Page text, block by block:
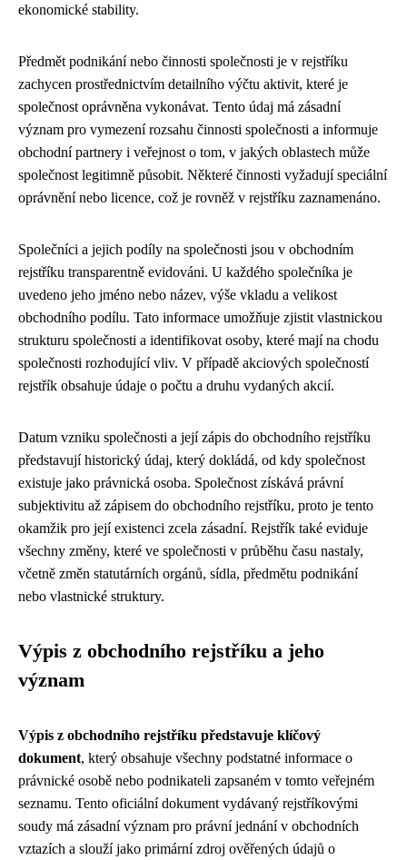
ekonomické stability.
Předmět podnikání nebo činnosti společnosti je v rejstříku
zachycen prostřednictvím detailního výčtu aktivit, které je
společnost oprávněna vykonávat. Tento údaj má zásadní
význam pro vymezení rozsahu činnosti společnosti a informuje
obchodní partnery i veřejnost o tom, v jakých oblastech může
společnost legitimně působit. Některé činnosti vyžadují speciální
oprávnění nebo licence, což je rovněž v rejstříku zaznamenáno.
Společníci a jejich podíly na společnosti jsou v obchodním
rejstříku transparentně evidováni. U každého společníka je
uvedeno jeho jméno nebo název, výše vkladu a velikost
obchodního podílu. Tato informace umožňuje zjistit vlastnickou
strukturu společnosti a identifikovat osoby, které mají na chodu
společnosti rozhodující vliv. V případě akciových společností
rejstřík obsahuje údaje o počtu a druhu vydaných akcií.
Datum vzniku společnosti a její zápis do obchodního rejstříku
představují historický údaj, který dokládá, od kdy společnost
existuje jako právnická osoba. Společnost získává právní
subjektivitu až zápisem do obchodního rejstříku, proto je tento
okamžik pro její existenci zcela zásadní. Rejstřík také eviduje
všechny změny, které ve společnosti v průběhu času nastaly,
včetně změn statutárních orgánů, sídla, předmětu podnikání
nebo vlastnické struktury.
Výpis z obchodního rejstříku a jeho
význam
Výpis z obchodního rejstříku představuje klíčový
dokument, který obsahuje všechny podstatné informace o
právnické osobě nebo podnikateli zapsaném v tomto veřejném
seznamu. Tento oficiální dokument vydávaný rejstříkovými
soudy má zásadní význam pro právní jednání v obchodních
vztazích a slouží jako primární zdroj ověřených údajů o